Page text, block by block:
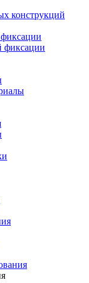
конструкций
фиксации